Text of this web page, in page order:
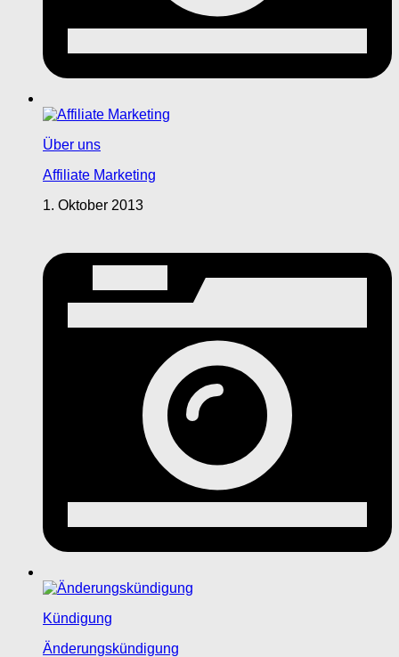
Über uns
Affiliate Marketing
1. Oktober 2013
Kündigung
Änderungskündigung